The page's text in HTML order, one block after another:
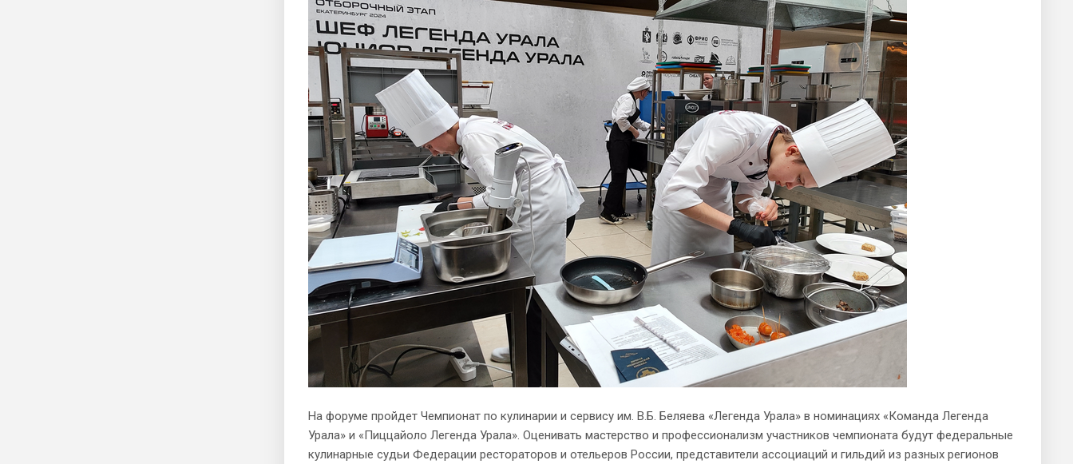
На форуме пройдет Чемпионат по кулинарии и сервису им. В.Б. Беляева «Легенда Урала» в номинациях «Команда Легенда
Урала» и «Пиццайоло Легенда Урала». Оценивать мастерство и профессионализм участников чемпионата будут федеральные
кулинарные судьи Федерации рестораторов и отельеров России, представители ассоциаций и гильдий из разных регионов